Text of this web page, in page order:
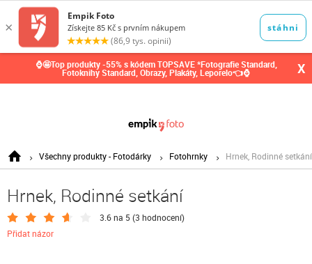
⌚🤩Top produkty -55% s kódem TOPSAVE *Fotografie Standard,
Fotoknihy Standard, Obrazy, Plakáty, Leporelo👈⌚ X
Všechny produkty - Fotodárky Fotohrnky Hrnek, Rodinné setkání
Hrnek, Rodinné setkání
3.6 na 5 (3 hodnocení)
Přidat názor